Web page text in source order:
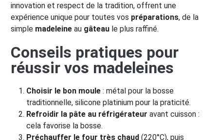
innovation et respect de la tradition, offrent une
expérience unique pour toutes vos préparations, de la
simple madeleine au gâteau le plus raffiné.
Conseils pratiques pour
réussir vos madeleines
Choisir le bon moule : métal pour la bosse
traditionnelle, silicone platinium pour la praticité.
Refroidir la pâte au réfrigérateur avant cuisson :
cela favorise la bosse.
Préchauffer le four très chaud (220°C), puis